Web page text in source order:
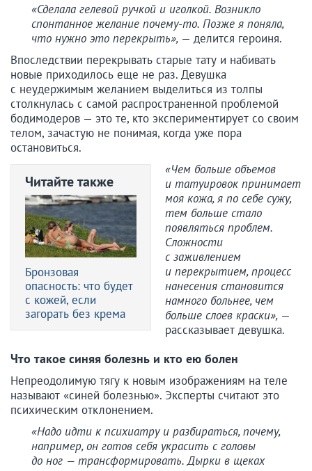
«Сделала гелевой ручкой и иголкой. Возникло
спонтанное желание почему-то. Позже я поняла,
что нужно это перекрыть», — делится героиня.
Впоследствии перекрывать старые тату и набивать
новые приходилось еще не раз. Девушка
с неудержимым желанием выделиться из толпы
столкнулась с самой распространенной проблемой
бодимодеров — это те, кто экспериментирует со своим
телом, зачастую не понимая, когда уже пора
остановиться.
Читайте также
Бронзовая
опасность: что будет
с кожей, если
загорать без крема
«Чем больше объемов
и татуировок принимает
моя кожа, я по себе сужу,
тем больше стало
появляться проблем.
Сложности
с заживлением
и перекрытием, процесс
нанесения становится
намного больнее, чем
больше слоев краски», —
рассказывает девушка.
Что такое синяя болезнь и кто ею болен
Непреодолимую тягу к новым изображениям на теле
называют «синей болезнью». Эксперты считают это
психическим отклонением.
«Надо идти к психиатру и разбираться, почему,
например, он готов себя украсить с головы
до ног — трансформировать. Дырки в щеках